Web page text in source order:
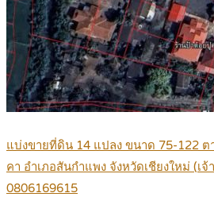
แบ่งขายที่ดิน 14 แปลง ขนาด 75-122 ต
คา อำเภอสันกำแพง จังหวัดเชียงใหม่ (เจ้
0806169615